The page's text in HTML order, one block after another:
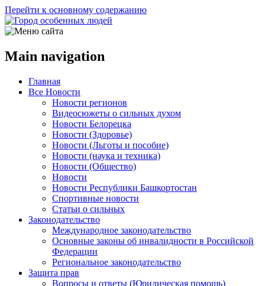
Перейти к основному содержанию
Main navigation
Главная
Все Новости
Новости регионов
Видеосюжеты о сильных духом
Новости Белорецка
Новости (Здоровье)
Новости (Льготы и пособие)
Новости (наука и техника)
Новости (Общество)
Новости
Новости Республики Башкортостан
Спортивные новости
Статьи о сильных
Законодательство
Международное законодательство
Основные законы об инвалидности в Российской
Федерации
Региональное законодательство
Защита прав
Вопросы и ответы (Юридическая помощь)